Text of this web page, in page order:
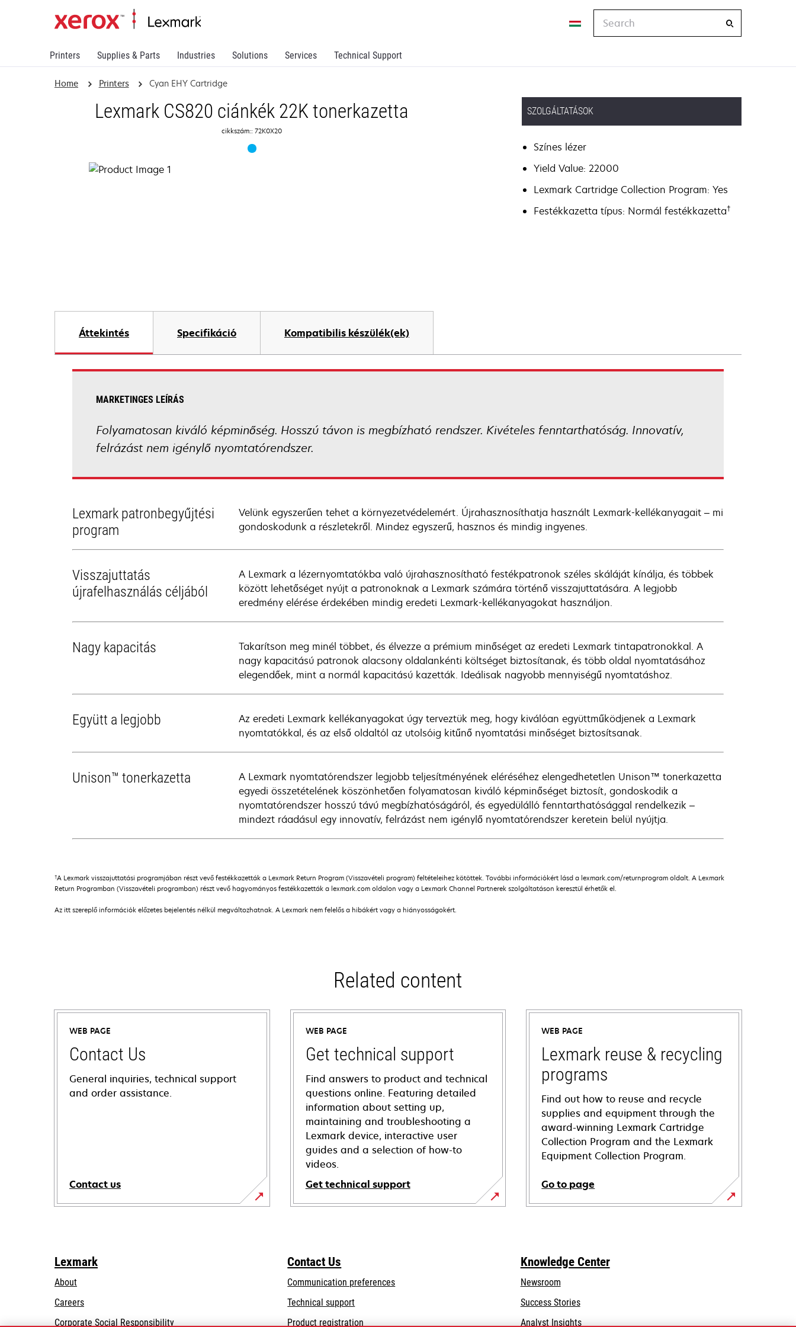
Printers Supplies & Parts Industries Solutions Services Technical Support
Home Printers Cyan EHY Cartridge
Lexmark CS820 ciánkék 22K tonerkazetta
cikkszám:: 72K0X20
SZOLGÁLTATÁSOK
Színes lézer
Yield Value: 22000
Lexmark Cartridge Collection Program: Yes
Festékkazetta típus: Normál festékkazetta†
Áttekintés Specifikáció Kompatibilis készülék(ek)
MARKETINGES LEÍRÁS
Folyamatosan kiváló képminőség. Hosszú távon is megbízható rendszer. Kivételes fenntarthatóság. Innovatív,
felrázást nem igénylő nyomtatórendszer.
Lexmark patronbegyűjtési
program
Velünk egyszerűen tehet a környezetvédelemért. Újrahasznosíthatja használt Lexmark-kellékanyagait – mi
gondoskodunk a részletekről. Mindez egyszerű, hasznos és mindig ingyenes.
Visszajuttatás
újrafelhasználás céljából
A Lexmark a lézernyomtatókba való újrahasznosítható festékpatronok széles skáláját kínálja, és többek
között lehetőséget nyújt a patronoknak a Lexmark számára történő visszajuttatására. A legjobb
eredmény elérése érdekében mindig eredeti Lexmark-kellékanyagokat használjon.
Nagy kapacitás
Takarítson meg minél többet, és élvezze a prémium minőséget az eredeti Lexmark tintapatronokkal. A
nagy kapacitású patronok alacsony oldalankénti költséget biztosítanak, és több oldal nyomtatásához
elegendőek, mint a normál kapacitású kazetták. Ideálisak nagyobb mennyiségű nyomtatáshoz.
Együtt a legjobb
Az eredeti Lexmark kellékanyagokat úgy terveztük meg, hogy kiválóan együttműködjenek a Lexmark
nyomtatókkal, és az első oldaltól az utolsóig kitűnő nyomtatási minőséget biztosítsanak.
Unison™ tonerkazetta
A Lexmark nyomtatórendszer legjobb teljesítményének eléréséhez elengedhetetlen Unison™ tonerkazetta
egyedi összetételének köszönhetően folyamatosan kiváló képminőséget biztosít, gondoskodik a
nyomtatórendszer hosszú távú megbízhatóságáról, és egyedülálló fenntarthatósággal rendelkezik –
mindezt ráadásul egy innovatív, felrázást nem igénylő nyomtatórendszer keretein belül nyújtja.
†A Lexmark visszajuttatási programjában részt vevő festékkazetták a Lexmark Return Program (Visszavételi program) feltételeihez kötöttek. További információkért lásd a lexmark.com/returnprogram oldalt. A Lexmark
Return Programban (Visszavételi programban) részt vevő hagyományos festékkazetták a lexmark.com oldalon vagy a Lexmark Channel Partnerek szolgáltatáson keresztül érhetők el.
Az itt szereplő információk előzetes bejelentés nélkül megváltozhatnak. A Lexmark nem felelős a hibákért vagy a hiányosságokért.
Related content
WEB PAGE
Contact Us
General inquiries, technical support
and order assistance.
Contact us
WEB PAGE
Get technical support
Find answers to product and technical
questions online. Featuring detailed
information about setting up,
maintaining and troubleshooting a
Lexmark device, interactive user
guides and a selection of how-to
videos.
Get technical support
opens
tab
WEB PAGE
Lexmark reuse & recycling
programs
Find out how to reuse and recycle
supplies and equipment through the
award-winning Lexmark Cartridge
Collection Program and the Lexmark
Equipment Collection Program.
Go to page
Lexmark
About
Careers
Corporate Social Responsibilityopens
Contact Us
Communication preferences
Technical supportopens
Product registration
Knowledge Center
Newsroom
Success Stories
Analyst Insights